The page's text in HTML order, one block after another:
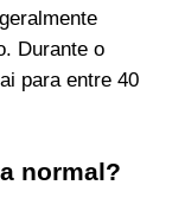
Durante o
para entre 40
normal?